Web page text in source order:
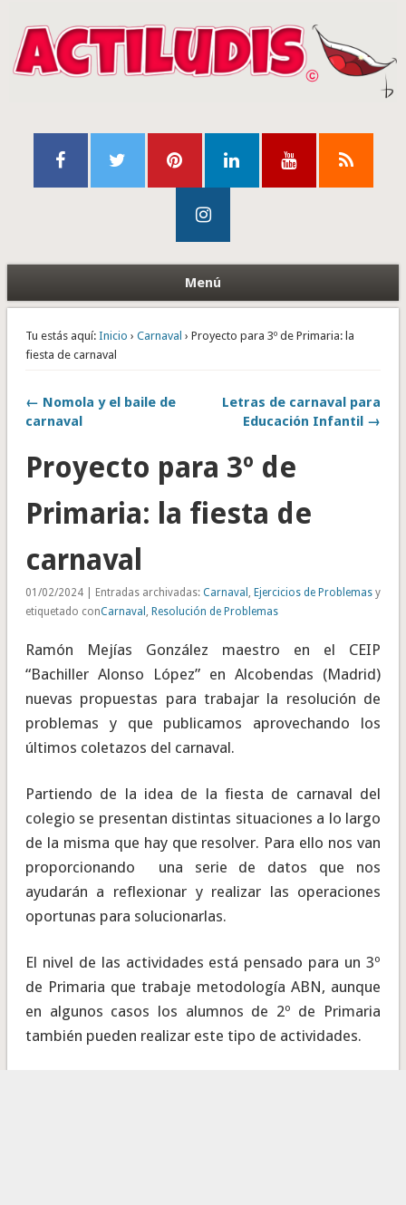
Menú
Tu estás aquí: Inicio › Carnaval › Proyecto para 3º de Primaria: la
fiesta de carnaval
← Nomola y el baile de
carnaval
Letras de carnaval para
Educación Infantil →
Proyecto para 3º de
Primaria: la fiesta de
carnaval
01/02/2024 | Entradas archivadas: Carnaval , Ejercicios de Problemasy
etiquetado conCarnaval , Resolución de Problemas
Ramón Mejías González maestro en el CEIP
“Bachiller Alonso López” en Alcobendas (Madrid)
nuevas propuestas para trabajar la resolución de
problemas y que publicamos aprovechando los
últimos coletazos del carnaval.
Partiendo de la idea de la fiesta de carnaval del
colegio se presentan distintas situaciones a lo largo
de la misma que hay que resolver. Para ello nos van
proporcionando una serie de datos que nos
ayudarán a reflexionar y realizar las operaciones
oportunas para solucionarlas.
El nivel de las actividades está pensado para un 3º
de Primaria que trabaje metodología ABN, aunque
en algunos casos los alumnos de 2º de Primaria
también pueden realizar este tipo de actividades.